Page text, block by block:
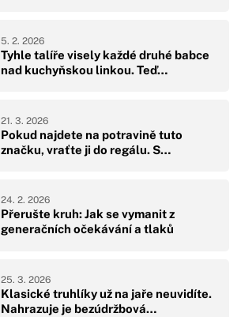
Tyhle talíře visely každé druhé babce
nad kuchyňskou linkou. Teď…
5. 2. 2026
Pokud najdete na potravině tuto
značku, vraťte ji do regálu. S…
21. 3. 2026
Přerušte kruh: Jak se vymanit z
generačních očekávání a tlaků
24. 2. 2026
Klasické truhlíky už na jaře neuvidíte.
Nahrazuje je bezúdržbová…
25. 3. 2026